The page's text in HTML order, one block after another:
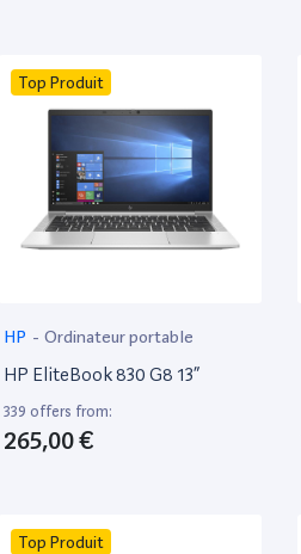
Top Produit
HP - Ordinateur portable
HP EliteBook 830 G8 13”
339 offers from:
265,00 €
Top Produit